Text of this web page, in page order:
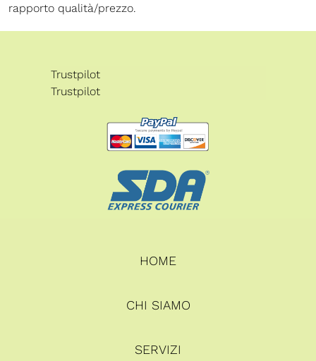
rapporto qualità/prezzo.
Trustpilot
Trustpilot
HOME
CHI SIAMO
SERVIZI